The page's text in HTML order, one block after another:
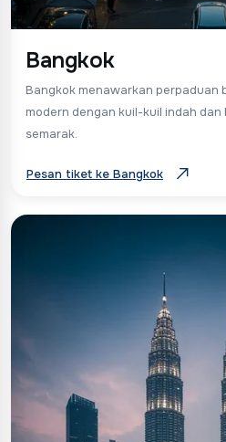
Bangkok
Bangkok menawarkan perpaduan
modern dengan kuil-kuil indah dan
semarak.
Pesan tiket ke Bangkok